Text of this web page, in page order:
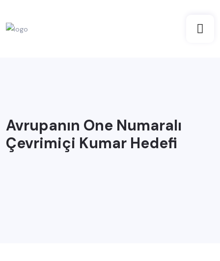
Avrupanın One Numaralı
Çevrimiçi Kumar Hedefi